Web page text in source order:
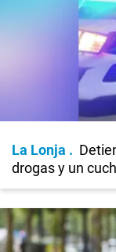
La Lonja
drogas y un